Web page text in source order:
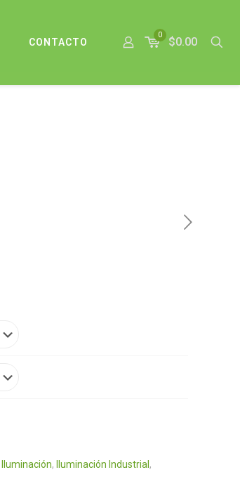
CONTACTO
0
$0.00
Iluminación, Iluminación Industrial ,